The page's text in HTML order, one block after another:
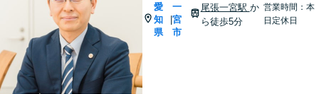
愛
知
県
|
一
宮
市
尾張一宮駅 か
ら徒歩5分
営業時間：本
日定休日